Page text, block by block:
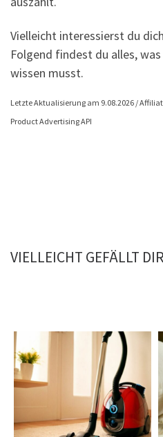
Vielleicht interessierst du
Folgend findest du alles,
wissen musst.
Letzte Aktualisierung am 9.08.2026 /
Product Advertising API
VIELLEICHT GEFÄLLT